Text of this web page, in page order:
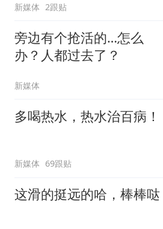
新媒体 2跟贴
旁边有个抢活的…怎么
办？人都过去了？
新媒体
多喝热水，热水治百病！
新媒体 69跟贴
这滑的挺远的哈，棒棒哒